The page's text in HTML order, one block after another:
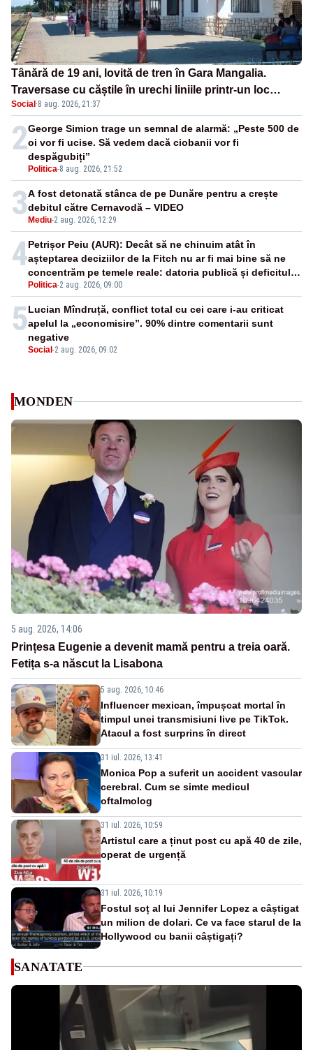
Tânără de 19 ani, lovită de tren în Gara Mangalia.
Traversase cu căștile în urechi liniile printr-un loc
nepermis
Social ·8 aug. 2026, 21:37
2
Politica-8 aug. 2026, 21:52
George Simion trage un semnal de alarmă: „Peste 500 de
oi vor fi ucise. Să vedem dacă ciobanii vor fi
despăgubiți”
3 Mediu-2 aug. 2026, 12:29
A fost detonată stânca de pe Dunăre pentru a crește
debitul către Cernavodă – VIDEO
4
Politica-2 aug. 2026, 09:00
Petrișor Peiu (AUR): Decât să ne chinuim atât în
așteptarea deciziilor de la Fitch nu ar fi mai bine să ne
concentrăm pe temele reale: datoria publică și deficitul
bugetar?
5
Social -2 aug. 2026, 09:02
Lucian Mîndruță, conflict total cu cei care i-au criticat
apelul la „economisire”. 90% dintre comentarii sunt
negative
MONDEN
5 aug. 2026, 14:06
Prințesa Eugenie a devenit mamă pentru a treia oară.
Fetița s-a născut la Lisabona
5 aug. 2026, 10:46
Influencer mexican, împușcat mortal în
timpul unei transmisiuni live pe TikTok.
Atacul a fost surprins în direct
31 iul. 2026, 13:41
Monica Pop a suferit un accident vascular
cerebral. Cum se simte medicul
oftalmolog
31 iul. 2026, 10:59
Artistul care a ținut post cu apă 40 de zile,
operat de urgență
31 iul. 2026, 10:19
Fostul soț al lui Jennifer Lopez a câștigat
un milion de dolari. Ce va face starul de la
Hollywood cu banii câștigați?
SANATATE